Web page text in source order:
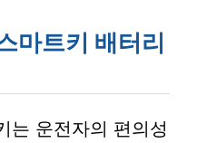
마트키 배터리
는 운전자의 편의성